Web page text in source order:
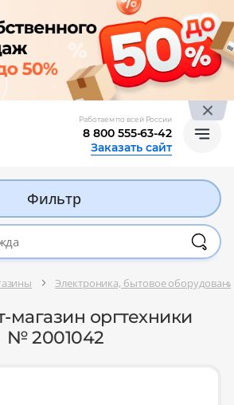
Работаем по всей России
8 800 555-63-42
Заказать сайт
Фильтр
Электроника, бытовое
магазин оргтехники
№ 2001042